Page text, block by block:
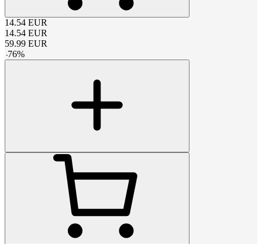
14.54 EUR
14.54 EUR
59.99 EUR
-76%